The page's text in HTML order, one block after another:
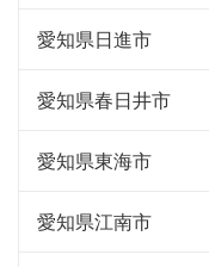
愛知県日進市
愛知県春日井市
愛知県東海市
愛知県江南市